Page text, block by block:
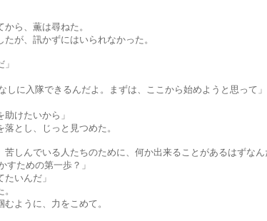
薫は尋ねた。
かずにはいられなかった。
きるんだよ。まずは、ここから始めようと思って」
たいから」
、じっと見つめた。
人たちのために、何か出来ることがあるはずなんだ。
めの第一歩？」
んだ」
に、力をこめて。